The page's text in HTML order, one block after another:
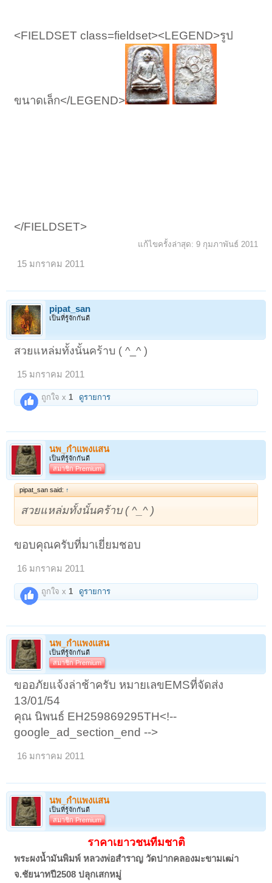
<FIELDSET class=fieldset><LEGEND>รูป
ขนาดเล็ก</LEGEND>
</FIELDSET>
แก้ไขครั้งล่าสุด: 9 กุมภาพันธ์ 2011
15 มกราคม 2011
pipat_san
เป็นที่รู้จักกันดี
สวยแหล่มทั้งนั้นคร้าบ ( ^_^ )
15 มกราคม 2011
ถูกใจ x 1 ดูรายการ
นพ_กำแพงแสน
เป็นที่รู้จักกันดี
สมาชิก Premium
pipat_san said: ↑
สวยแหล่มทั้งนั้นคร้าบ ( ^_^ )
ขอบคุณครับที่มาเยี่ยมชอบ
16 มกราคม 2011
ถูกใจ x 1 ดูรายการ
นพ_กำแพงแสน
เป็นที่รู้จักกันดี
สมาชิก Premium
ขออภัยแจ้งล่าช้าครับ หมายเลขEMSที่จัดส่ง
13/01/54
คุณ นิพนธ์ EH259869295TH<!--
google_ad_section_end -->
16 มกราคม 2011
นพ_กำแพงแสน
เป็นที่รู้จักกันดี
สมาชิก Premium
ราคาเยาวชนทีมชาติ
พระผงน้ำมันพิมพ์ หลวงพ่อสำราญ วัดปากคลองมะขามเฒ่า
จ.ชัยนาทปี2508 ปลุกเสกหมู่